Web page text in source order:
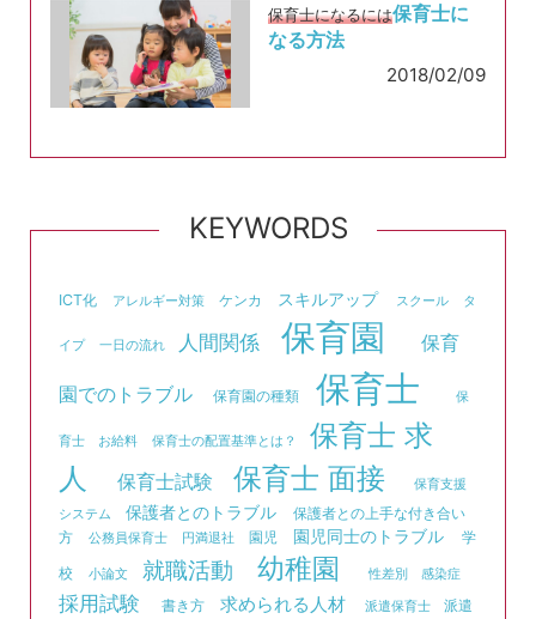
保育士になるには保育士に
なる方法
2018/02/09
KEYWORDS
ICT化 アレルギー対策 ケンカ スキルアップ スクール タ
イプ 一日の流れ 人間関係 保育園 保育
園でのトラブル 保育園の種類 保育士 保
育士 お給料 保育士の配置基準とは？
保育士 求
人
保育士試験 保育士 面接
保育支援
システム
保護者とのトラブル
保護者との上手な付き合い
方
公務員保育士 円満退社 園児 園児同士のトラブル
学
校
小論文 就職活動 幼稚園 性差別 感染症
採用試験 書き方 求められる人材 派遣保育士
派遣